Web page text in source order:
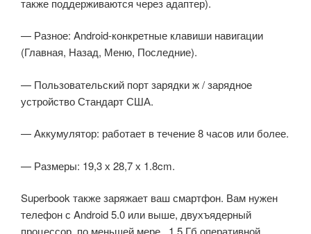
также поддерживаются через адаптер).
— Разное: Android-конкретные клавиши навигации
(Главная, Назад, Меню, Последние).
— Пользовательский порт зарядки ж / зарядное
устройство Стандарт США.
— Аккумулятор: работает в течение 8 часов или более.
— Размеры: 19,3 х 28,7 х 1.8cm.
Superbook также заряжает ваш смартфон. Вам нужен
телефон с Android 5.0 или выше, двухъядерный
процессор, по меньшей мере , 1,5 Гб оперативной